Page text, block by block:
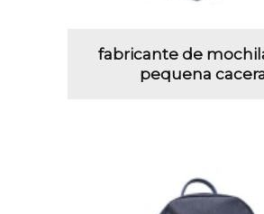
fabricante de
pequena